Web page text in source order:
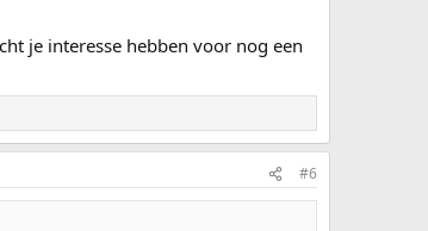
je interesse hebben voor nog een
#6